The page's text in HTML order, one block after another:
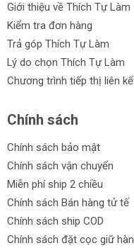
Giới thiệu về Thích Tự Làm
Kiểm tra đơn hàng
Trả góp Thích Tự Làm
Lý do chọn Thích Tự Làm
Chương trình tiếp thị liên
Chính sách
Chính sách bảo mật
Chính sách vận chuyển
Miễn phí ship 2 chiều
Chính sách Bán hàng tử tế
Chính sách ship COD
Chính sách đặt cọc giữ